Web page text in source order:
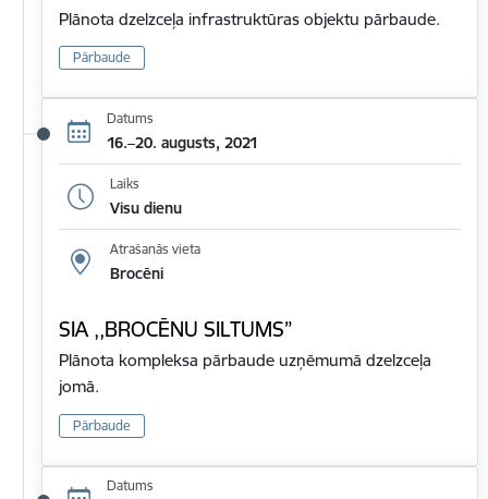
Plānota dzelzceļa infrastruktūras objektu pārbaude.
Pārbaude
Datums
16.–20. augusts, 2021
Laiks
Visu dienu
Atrašanās vieta
Brocēni
SIA ,,BROCĒNU SILTUMS”
Plānota kompleksa pārbaude uzņēmumā dzelzceļa
jomā.
Pārbaude
Datums